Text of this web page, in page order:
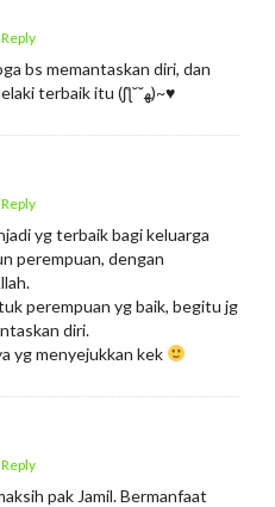
bs memantaskan diri, dan
bisa mendampingi lelaki terbaik itu (ʃƪ˘˘ﻬ)~♥
yg terbaik bagi keluarga
perempuan, dengan
perempuan yg baik, begitu jg
diri.
yg menyejukkan kek
pak Jamil. Bermanfaat